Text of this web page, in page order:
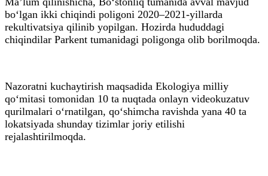
bo‘lgan ikki chiqindi poligoni 2020–2021-yillarda
rekultivatsiya qilinib yopilgan. Hozirda hududdagi
chiqindilar Parkent tumanidagi poligonga olib borilmoqda.
Nazoratni kuchaytirish maqsadida Ekologiya milliy
qo‘mitasi tomonidan 10 ta nuqtada onlayn videokuzatuv
qurilmalari o‘rnatilgan, qo‘shimcha ravishda yana 40 ta
lokatsiyada shunday tizimlar joriy etilishi
rejalashtirilmoqda.